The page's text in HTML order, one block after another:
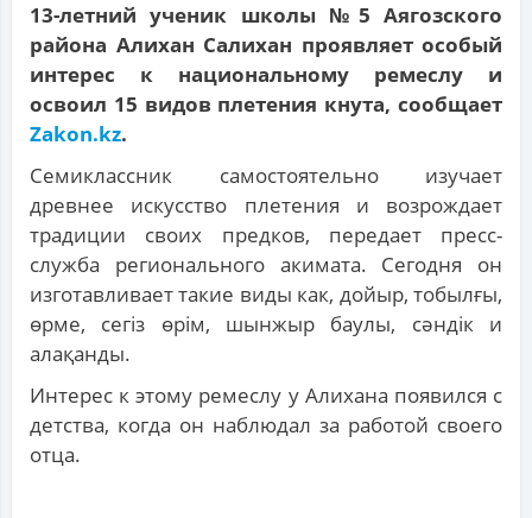
13-летний ученик школы №5 Аягозского
района Алихан Салихан проявляет особый
интерес к национальному ремеслу и
освоил 15 видов плетения кнута, сообщает
Zakon.kz.
Семиклассник самостоятельно изучает
древнее искусство плетения и возрождает
традиции своих предков, передает пресс-
служба регионального акимата. Сегодня он
изготавливает такие виды как, дойыр, тобылғы,
өрме, сегіз өрім, шынжыр баулы, сәндік и
алақанды.
Интерес к этому ремеслу у Алихана появился с
детства, когда он наблюдал за работой своего
отца.